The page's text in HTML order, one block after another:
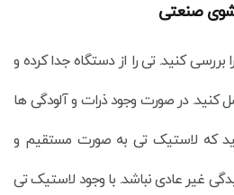
صنعتی
بررسی کنید. تی را از دستگاه جدا کرده و
کنید. در صورت وجود ذرات و آلودگی ها
که لاستیک تی به صورت مستقیم و
غیر عادی نباشد. با وجود لاستیک تی